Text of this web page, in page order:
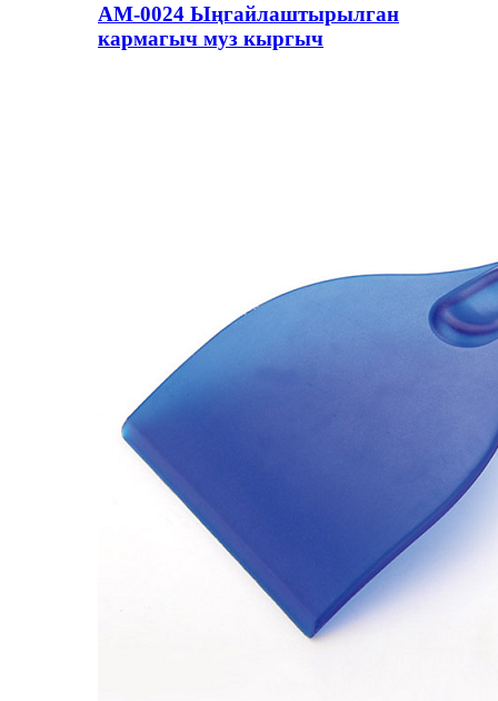
AM-0024 Ыңгайлаштырылган
кармагыч муз кыргыч